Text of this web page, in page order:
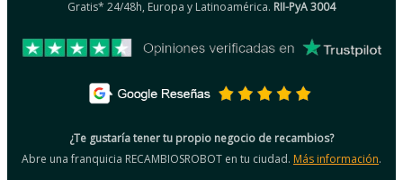
Gratis* 24/48h, Europa y Latinoamérica. RII-PyA 3004
¿Te gustaría tener tu propio negocio de recambios?
Abre una franquicia RECAMBIOSROBOT en tu ciudad. Más información.